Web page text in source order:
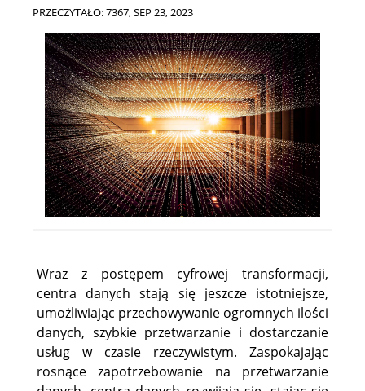
PRZECZYTAŁO: 7367,SEP 23, 2023
Wraz z postępem cyfrowej transformacji,
centra danych stają się jeszcze istotniejsze,
umożliwiając przechowywanie ogromnych ilości
danych, szybkie przetwarzanie i dostarczanie
usług w czasie rzeczywistym. Zaspokajając
rosnące zapotrzebowanie na przetwarzanie